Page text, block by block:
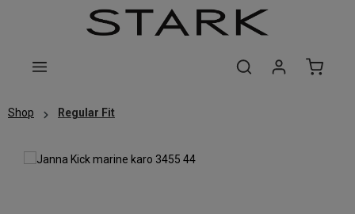
Zum Hauptinhalt springen
Shop Regular Fit